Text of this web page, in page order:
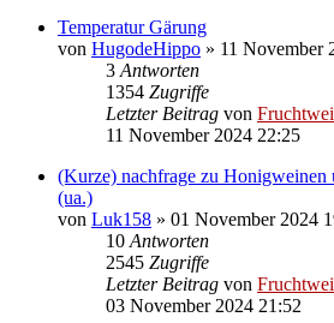
Temperatur Gärung
von HugodeHippo » 11 November
3 Antworten
1354 Zugriffe
Letzter Beitrag von
11 November 2024 22:25
(Kurze) nachfrage zu Honigweinen
(ua.)
von Luk158 » 01 November 2024
10 Antworten
2545 Zugriffe
Letzter Beitrag von
03 November 2024 21:52